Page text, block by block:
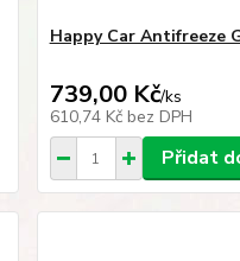
Happy Car Antifreeze
739,00 Kč/ks
610,74 Kč bez DPH
Přidat